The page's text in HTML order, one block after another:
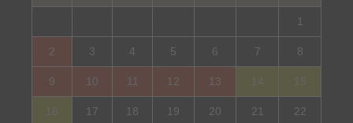
1
2 3 4 5 6 7 8
9 10 11 12 13 14 15
16 17 18 19 20 21 22